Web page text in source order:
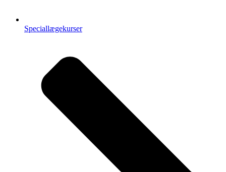
Speciallægekurser